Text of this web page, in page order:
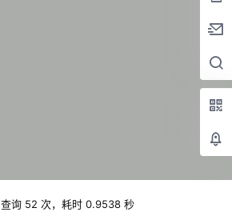
查询 52 次，耗时 0.9538 秒